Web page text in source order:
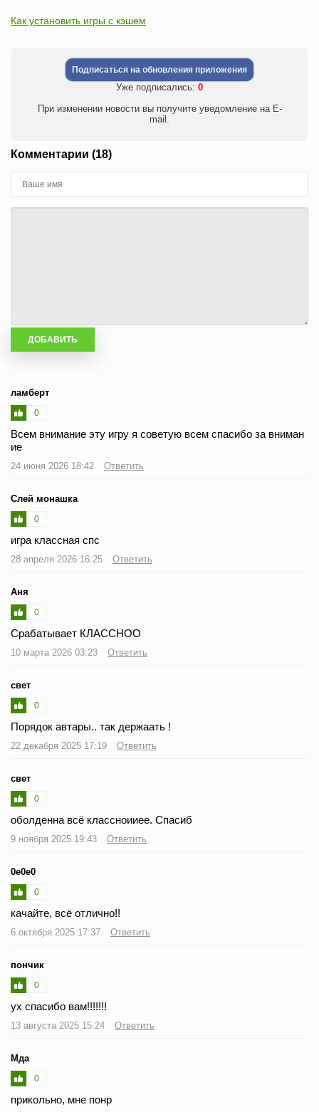
Как установить игры с кэшем
Подписаться на обновления приложения
Уже подписались: 0
При изменении новости вы получите уведомление на E-
mail.
Комментарии (18)
ламберт
0
Всем внимание эту игру я советую всем спасибо за вниман
ие
24 июня 2026 18:42 Ответить
Слей монашка
0
игра классная спс
28 апреля 2026 16:25 Ответить
Аня
0
Срабатывает КЛАССНОО
10 марта 2026 03:23 Ответить
свет
0
Порядок автары.. так держаать !
22 декабря 2025 17:19 Ответить
свет
0
оболденна всё классноииее. Спасиб
9 ноября 2025 19:43 Ответить
0e0e0
0
качайте, всё отлично!!
6 октября 2025 17:37 Ответить
пончик
0
ух спасибо вам!!!!!!!
13 августа 2025 15:24 Ответить
Мда
0
прикольно, мне понр